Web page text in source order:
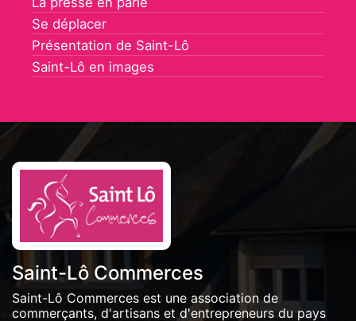
Se déplacer
Présentation de Saint-Lô
Saint-Lô en images
Saint-Lô Commerces
Saint-Lô Commerces est une association de
commerçants, d'artisans et d'entrepreneurs du pays